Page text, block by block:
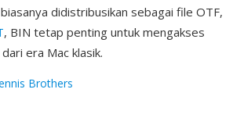
didistribusikan sebagai file OTF,
, BIN tetap penting untuk mengakses
era Mac klasik.
Brothers